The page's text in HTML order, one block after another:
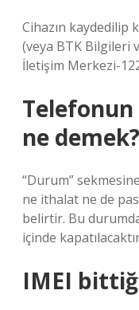
Cihazın kaydedilip
(veya BTK Bilgileri
İletişim Merkezi-
Telefonun
ne demek?
“Durum”
ne ithalat ne de
belirtir. Bu
içinde
IMEI